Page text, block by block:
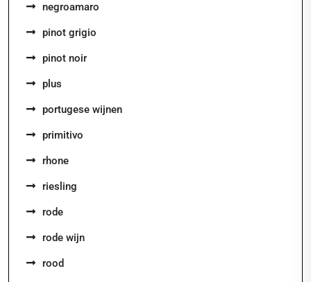
negroamaro
pinot grigio
pinot noir
plus
portugese wijnen
primitivo
rhone
riesling
rode
rode wijn
rood